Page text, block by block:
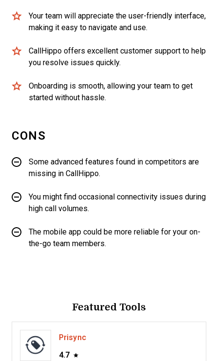
Your team will appreciate the user-friendly interface,
making it easy to navigate and use.
CallHippo offers excellent customer support to help
you resolve issues quickly.
Onboarding is smooth, allowing your team to get
started without hassle.
CONS
Some advanced features found in competitors are
missing in CallHippo.
You might find occasional connectivity issues during
high call volumes.
The mobile app could be more reliable for your on-
the-go team members.
Featured Tools
Prisync
4.7